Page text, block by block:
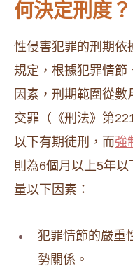
何決定刑度？
性侵害犯罪的刑期依
規定，根據犯罪情節
因素，刑期範圍從
交罪（《刑法》第
以下有期徒刑，而強
則為6個月以上5年
量以下因素：
犯罪情節的嚴重
勢關係。